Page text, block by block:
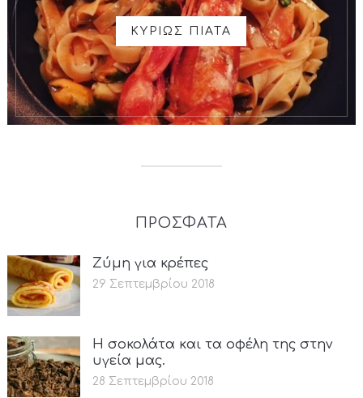
ΚΥΡΙΩΣ ΠΙΑΤΑ
ΠΡΟΣΦΑΤΑ
Ζύμη για κρέπες
29 Σεπτεμβρίου 2018
Η σοκολάτα και τα οφέλη της στην
υγεία μας.
28 Σεπτεμβρίου 2018